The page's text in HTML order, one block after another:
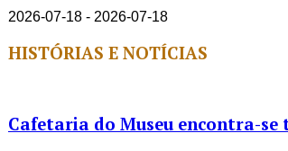
2026-07-18 - 2026-07-18
HISTÓRIAS E NOTÍCIAS
Cafetaria do Museu encontra-